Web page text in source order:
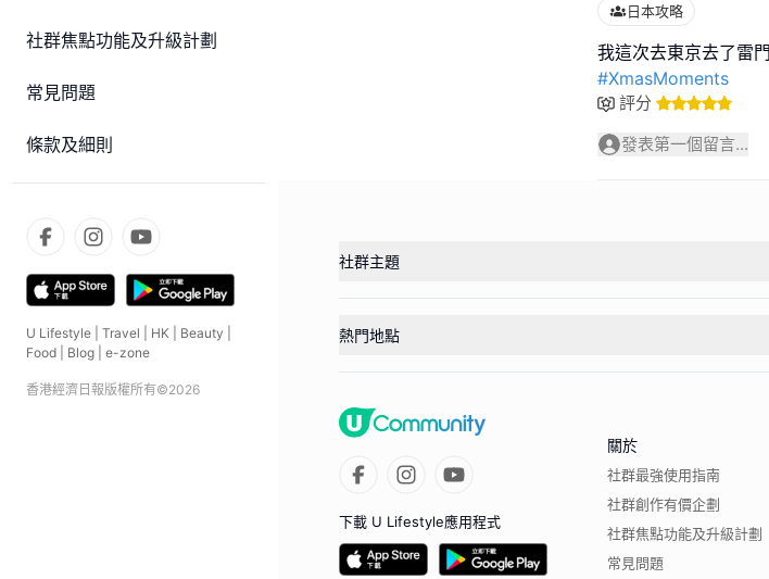
社群焦點功能及升級計劃
常見問題
條款及細則
U Lifestyle Travel HK Beauty
Food
Blog e-zone
香港經濟日報版權所有©2026
日本攻略
#XmasMoments
評分
發表第一個留言...
社群主題
熱門地點
下載 U Lifestyle應用程式
關於
社群最強使用指南
社群創作有價企劃
社群焦點功能及升級計劃
常見問題